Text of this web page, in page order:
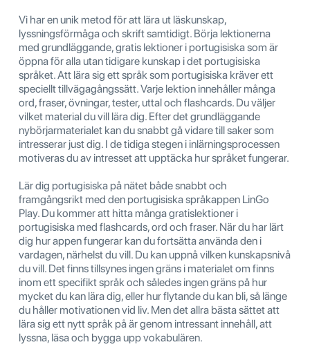
Vi har en unik metod för att lära ut läskunskap,
lyssningsförmåga och skrift samtidigt. Börja lektionerna
med grundläggande, gratis lektioner i portugisiska som är
öppna för alla utan tidigare kunskap i det portugisiska
språket. Att lära sig ett språk som portugisiska kräver ett
speciellt tillvägagångssätt. Varje lektion innehåller många
ord, fraser, övningar, tester, uttal och flashcards. Du väljer
vilket material du vill lära dig. Efter det grundläggande
nybörjarmaterialet kan du snabbt gå vidare till saker som
intresserar just dig. I de tidiga stegen i inlärningsprocessen
motiveras du av intresset att upptäcka hur språket fungerar.
Lär dig portugisiska på nätet både snabbt och
framgångsrikt med den portugisiska språkappen LinGo
Play. Du kommer att hitta många gratislektioner i
portugisiska med flashcards, ord och fraser. När du har lärt
dig hur appen fungerar kan du fortsätta använda den i
vardagen, närhelst du vill. Du kan uppnå vilken kunskapsnivå
du vill. Det finns tillsynes ingen gräns i materialet om finns
inom ett specifikt språk och således ingen gräns på hur
mycket du kan lära dig, eller hur flytande du kan bli, så länge
du håller motivationen vid liv. Men det allra bästa sättet att
lära sig ett nytt språk på är genom intressant innehåll, att
lyssna, läsa och bygga upp vokabulären.